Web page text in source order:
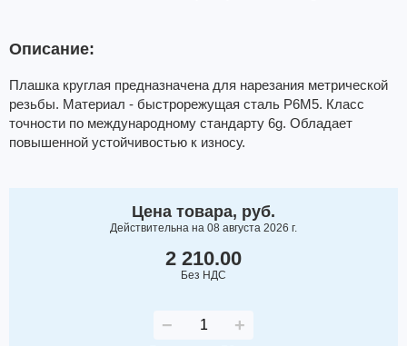
Описание:
Плашка круглая предназначена для нарезания метрической
резьбы. Материал - быстрорежущая сталь Р6М5. Класс
точности по международному стандарту 6g. Обладает
повышенной устойчивостью к износу.
Цена товара, руб.
Действительна на 08 августа 2026 г.
2 210.00
Без НДС
− +